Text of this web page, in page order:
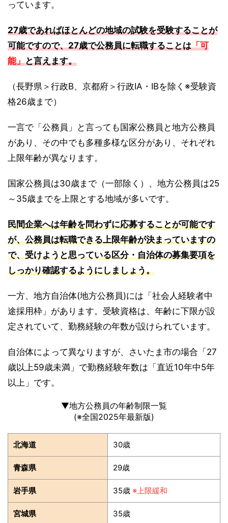
っています。
27歳であればほとんどの地域の試験を受験することが
可能ですので、27歳で公務員に転職することは「可
能」と言えます。
（長野県＞行政B、京都府＞行政ⅠA・ⅠBを除く※受験資
格26歳まで）
一言で「公務員」と言っても​国家公務員と地方公務員
があり、その中でも多種多様な区分があり、それぞれ
上限年齢が異なります。
国家公務員は30歳まで（一部除く）、地方公務員は25
～35歳までを上限とする地域が多いです。
民間企業へは年齢を問わずに応募することが可能です
が、公務員は転職できる上限年齢が決まっていますの
で、受けようと思っている区分・自治体の募集要項を
しっかり確認するようにしましょう。
一方、地方自治体(地方公務員)には「社会人経験者中
途採用枠」があります。受験資格は、年齢に下限が設
定されていて、勤務経験の年数が設けられています。
自治体によって異なりますが、さいたま市の場合「27
歳以上59歳未満」で勤務経験年数は「直近10年中5年
以上」です。
▼地方公務員の年齢制限一覧
(※全国2025年最新版)
北海道 30歳
青森県 29歳
岩手県 35歳 ※上限緩和
宮城県 35歳